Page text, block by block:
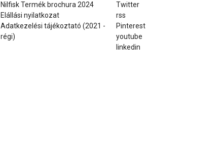
Nilfisk Termék brochura 2024
Elállási nyilatkozat
Adatkezelési tájékoztató (2021 -
régi)
Twitter
rss
Pinterest
youtube
linkedin